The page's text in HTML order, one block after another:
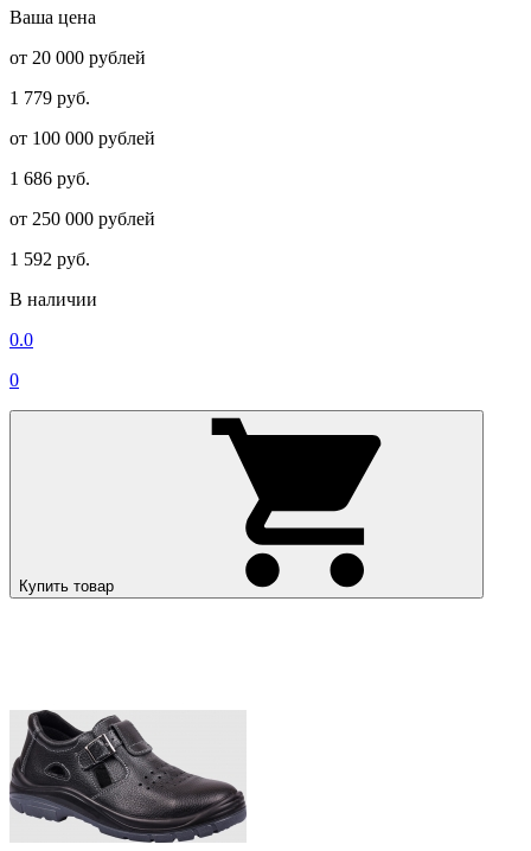
Ваша цена
от 20 000 рублей
1 779 руб.
от 100 000 рублей
1 686 руб.
от 250 000 рублей
1 592 руб.
В наличии
0.0
0
Купить товар